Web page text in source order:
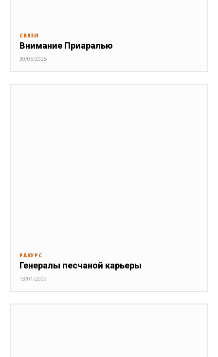
СВЯЗИ
Внимание Приаралью
30/05/2025
РАКУРС
Генералы песчаной карьеры
13/01/2009